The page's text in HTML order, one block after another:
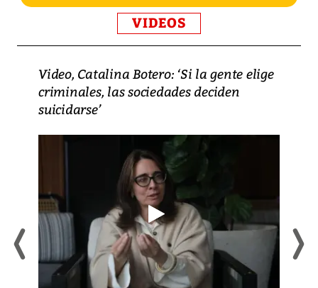
VIDEOS
Video, Catalina Botero: ‘Si la gente elige
criminales, las sociedades deciden
suicidarse’